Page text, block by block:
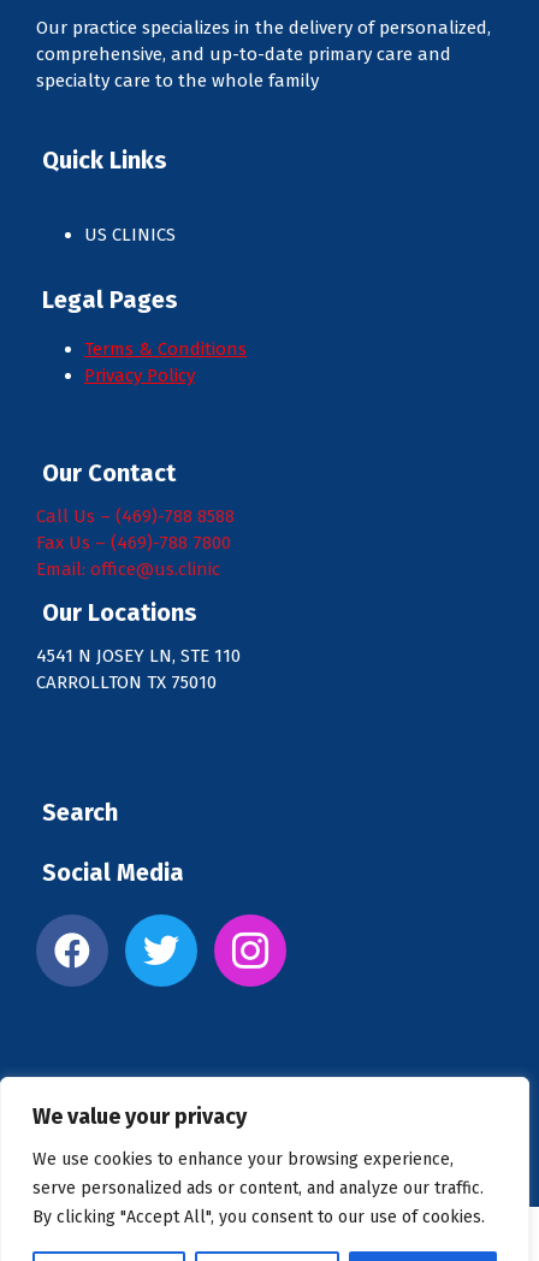
We value your privacy
We use cookies to enhance your browsing experience,
serve personalized ads or content, and analyze our traffic.
By clicking "Accept All", you consent to our use of cookies.
Our practice specializes in the delivery of personalized,
comprehensive, and up-to-date primary care and
specialty care to the whole family
Quick Links
US CLINICS
Legal Pages
Terms & Conditions
Privacy Policy
Our Contact
Call Us – (469)-788 8588
Fax Us – (469)-788 7800
Email: office@us.clinic
Our Locations
4541 N JOSEY LN, STE 110
CARROLLTON TX 75010
Search
Social Media
Copyright © 2026 US Clinics